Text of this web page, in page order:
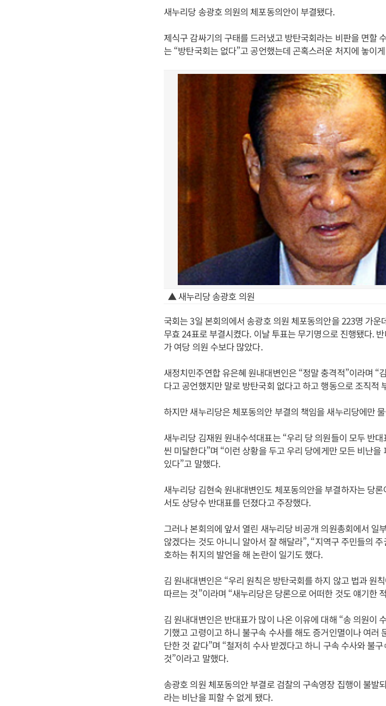
새누리당 송광호 의원의 체포동의안이 부결됐다.
제식구 감싸기의 구태를 드러냈고 방탄국회라는 비판을 면할
는 “방탄국회는 없다”고 공언했는데 곤혹스러운 처지에 놓이
▲ 새누리당 송광호 의원
국회는 3일 본회의에서 송광호 의원 체포동의안을 223명 가
무효 24표로 부결시켰다. 이날 투표는 무기명으로 진행됐다.
가 여당 의원 수보다 많았다.
새정치민주연합 유은혜 원내대변인은 “정말 충격적”이라며 “
다고 공언했지만 말로 방탄국회 없다고 하고 행동으로 조직적
하지만 새누리당은 체포동의안 부결의 책임을 새누리당에만
새누리당 김재원 원내수석대표는 “우리 당 의원들이 모두 반
씬 미달한다”며 “이런 상황을 두고 우리 당에게만 모든 비난
있다”고 말했다.
새누리당 김현숙 원내대변인도 체포동의안을 부결하자는 당
서도 상당수 반대표를 던졌다고 주장했다.
그러나 본회의에 앞서 열린 새누리당 비공개 의원총회에서 일
않겠다는 것도 아니니 알아서 잘 해달라”, “지역구 주민들의
호하는 취지의 발언을 해 논란이 일기도 했다.
김 원내대변인은 “우리 원칙은 방탄국회를 하지 않고 법과 원
따르는 것”이라며 “새누리당은 당론으로 어떠한 것도 얘기한
김 원내대변인은 반대표가 많이 나온 이유에 대해 “송 의원이
기했고 고령이고 하니 불구속 수사를 해도 증거인멸이나 여러
단한 것 같다”며 “철저히 수사 받겠다고 하니 구속 수사와 불
것”이라고 말했다.
송광호 의원 체포동의안 부결로 검찰의 구속영장 집행이 불발
라는 비난을 피할 수 없게 됐다.